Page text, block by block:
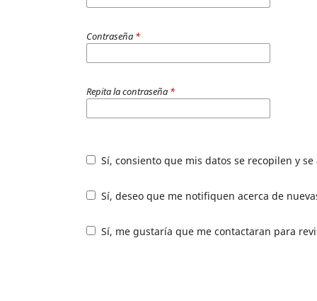
Contraseña *
Repita la contraseña *
Sí, consiento que mis datos se recopilen y
Sí, deseo que me notifiquen acerca de
Sí, me gustaría que me contactaran para